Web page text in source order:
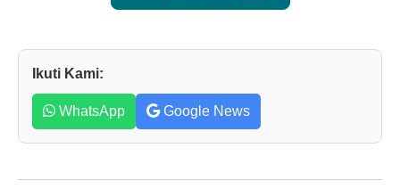
Ikuti Kami:
WhatsApp Google News